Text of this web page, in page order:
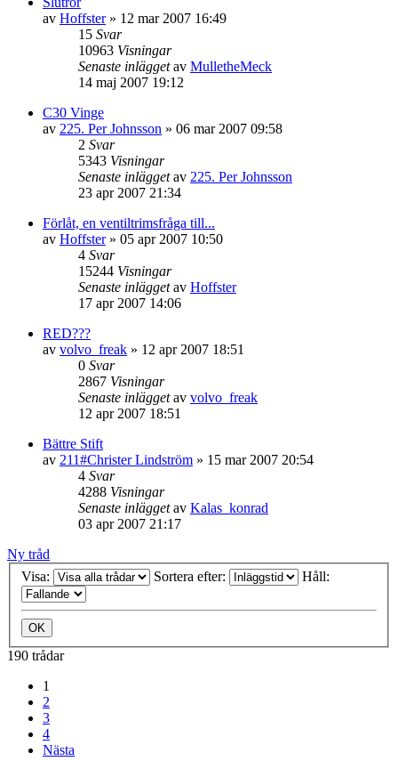
av Hoffster» 12 mar 2007 16:49
15 Svar
10963 Visningar
Senaste inläggetav MulletheMeck
14 maj 2007 19:12
C30 Vinge
av 225. Per Johnsson » 06 mar 2007 09:58
2 Svar
5343 Visningar
Senaste inläggetav 225. Per Johnsson
23 apr 2007 21:34
Förlåt, en ventiltrimsfråga till...
av Hoffster» 05 apr 2007 10:50
4 Svar
15244 Visningar
Senaste inläggetav Hoffster
17 apr 2007 14:06
RED???
av volvo_freak » 12 apr 2007 18:51
0 Svar
2867 Visningar
Senaste inläggetav volvo_freak
12 apr 2007 18:51
Bättre Stift
av 211#Christer Lindström » 15 mar 2007 20:54
4 Svar
4288 Visningar
Senaste inläggetav Kalas_konrad
03 apr 2007 21:17
Ny tråd
Visa:
Sortera efter: Håll:
190 trådar
1
2
3
4
Nästa